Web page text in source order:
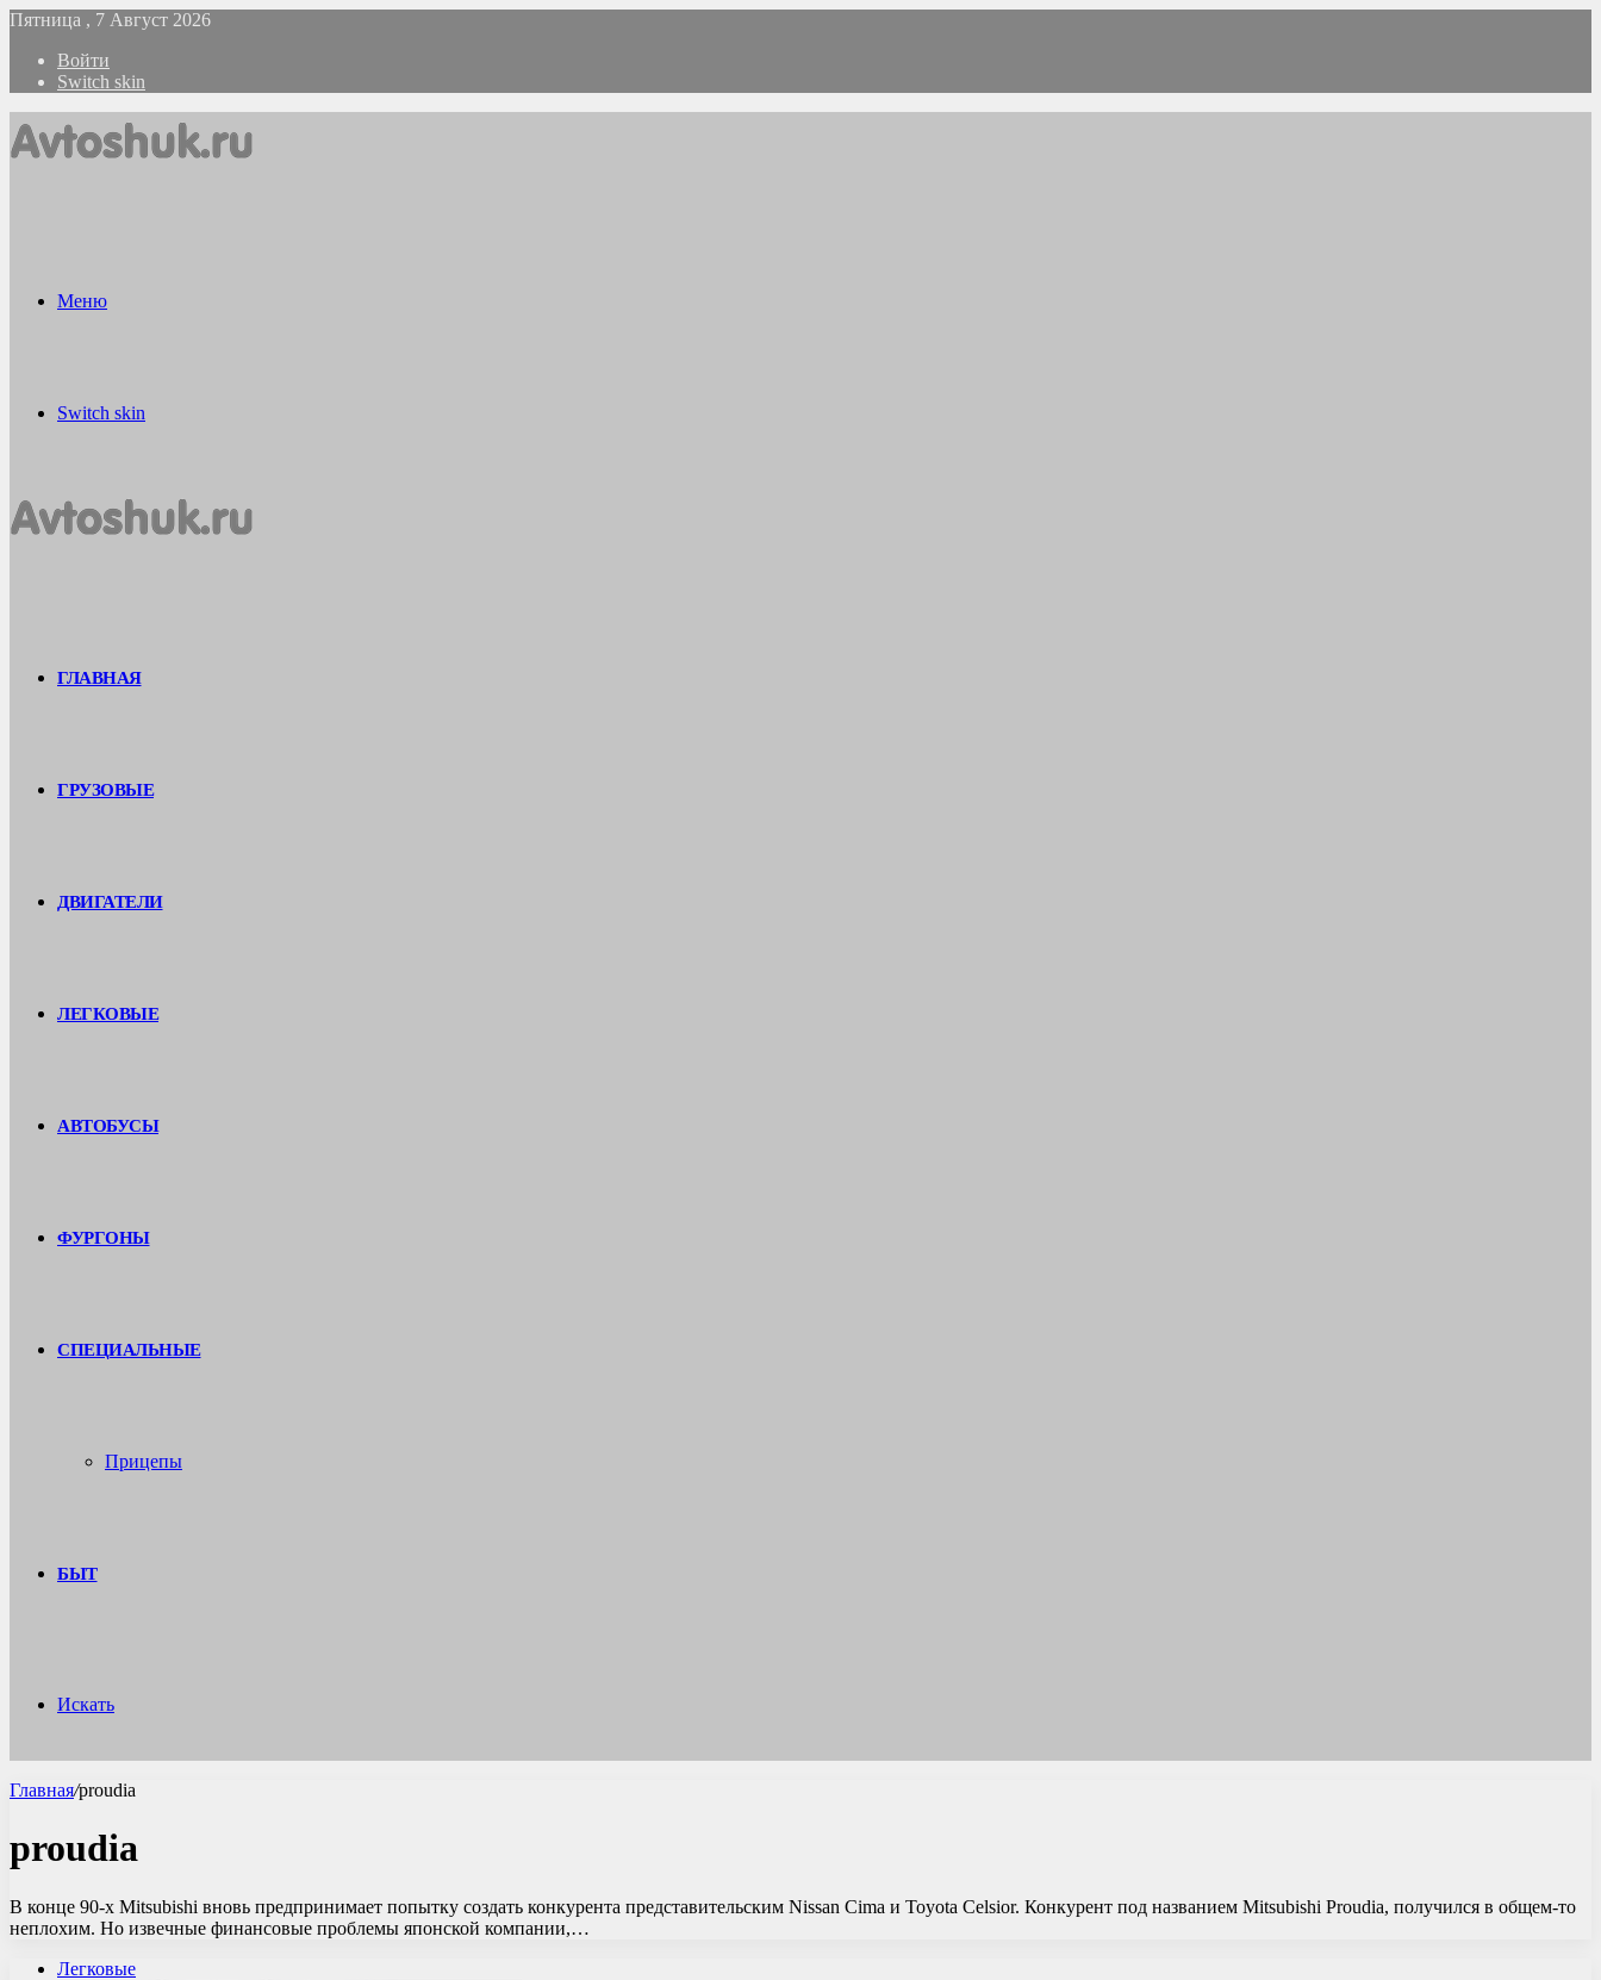
Пятница , 7 Август 2026
Войти
Switch skin
Меню
Switch skin
ГЛАВНАЯ
ГРУЗОВЫЕ
ДВИГАТЕЛИ
ЛЕГКОВЫЕ
АВТОБУСЫ
ФУРГОНЫ
СПЕЦИАЛЬНЫЕ
Прицепы
БЫТ
Искать
Главная/proudia
proudia
В конце 90-х Mitsubishi вновь предпринимает попытку создать конкурента представительским Nissan Cima и Toyota Celsior. Конкурент под названием Mitsubishi Proudia, получился в общем-то
неплохим. Но извечные финансовые проблемы японской компании,…
Легковые